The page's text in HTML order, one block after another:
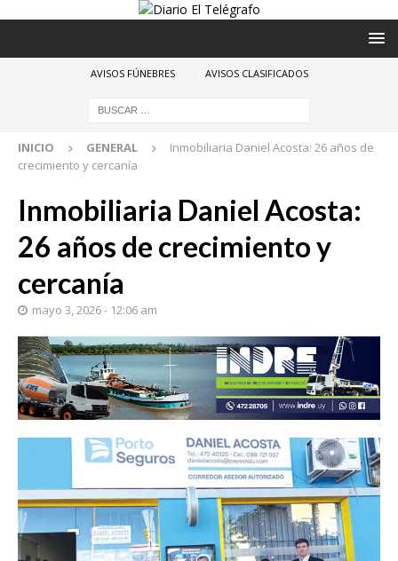
AVISOS FÚNEBRES AVISOS CLASIFICADOS
INICIO GENERAL
Inmobiliaria Daniel Acosta: 26 años de
crecimiento y cercanía
Inmobiliaria Daniel Acosta:
26 años de crecimiento y
cercanía
mayo 3, 2026 - 12:06 am